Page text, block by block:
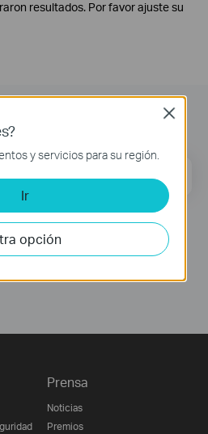
resultados. Por favor ajuste su
Regístrate
Prensa
Noticias
Premios
y servicios para su región.
Ir
opción
Close